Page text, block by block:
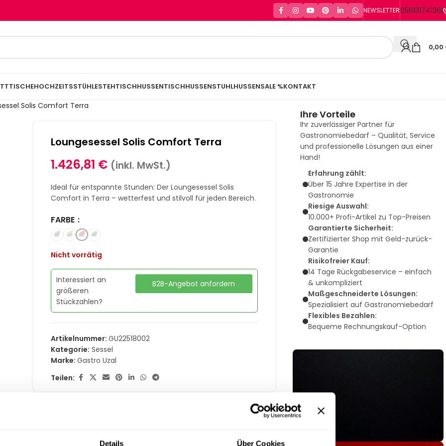
Details Über Cookies
NEWSLETTER056131741361
0,00
HOCHZEITSSTÜHLESTEHTISCHHUSSENTISCHHUSSENSTUHLHUSSENSALE %KONTAKT
Solis Comfort Terra
Loungesessel Solis Comfort Terra
1.426,81 € (inkl. MwSt.)
Ideal für entspannte Stunden: Der Loungesessel Solis
Comfort in Terra – wetterfest und stilvoll für jeden Bereich.
FARBE
Nicht vorrätig
Interessiert an
größeren
Stückzahlen?
B2B-Angebot anfordern
Artikelnummer:GU22518002
Kategorie: Sessel
Marke:Gastro Uzal
Teilen:
Ihre Vorteile
Ihr zuverlässiger Partner für
Gastronomiebedarf – Qualität, Service
und professionelle Lösungen aus einer
Hand!
Erfahrung zählt:
Über 15 Jahre Expertise in der
Gastronomie
Riesige Auswahl:
10.000+ Profi-Artikel zu Top-Preisen
Garantierte Sicherheit:
Zertifizierter Shop mit Geld-zurück-
Garantie
Risikofreier Kauf:
14 Tage Rückgabeservice – einfach
& unkompliziert
Maßgeschneiderte Lösungen:
Spezialisiert auf Gastronomiebedarf
Flexibles Bezahlen:
Bequeme Rechnungskauf-Option